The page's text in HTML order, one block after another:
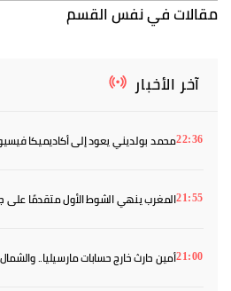
مقالات في نفس القسم
آخر الأخبار
22:36محمد بولديني يعود إلى أكاديميكا فيسيو
21:55المغرب ينهي الشوط الأول متقدمًا على
21:00أمين حارث خارج حسابات مارسيليا..